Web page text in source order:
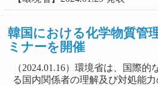
韓国における化学物質管
ミナーを開催
（2024.01.16）環境省は、国際
る国内関係者の理解及び対処能